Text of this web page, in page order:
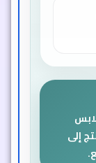
إلى